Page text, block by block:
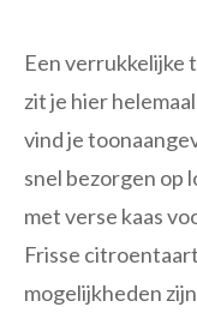
Een verrukkelijke
zit je hier
vind je
snel bezorgen op
met verse kaas
Frisse
mogelijkheden